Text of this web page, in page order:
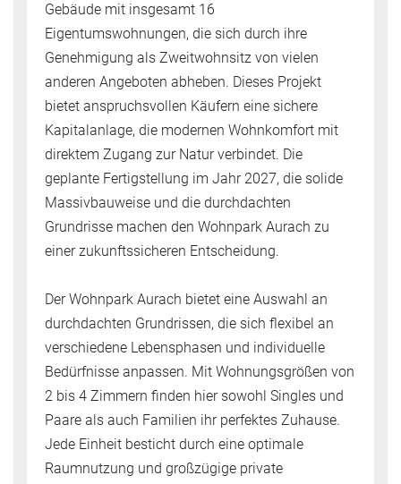
Gebäude mit insgesamt 16
Eigentumswohnungen, die sich durch ihre
Genehmigung als Zweitwohnsitz von vielen
anderen Angeboten abheben. Dieses Projekt
bietet anspruchsvollen Käufern eine sichere
Kapitalanlage, die modernen Wohnkomfort mit
direktem Zugang zur Natur verbindet. Die
geplante Fertigstellung im Jahr 2027, die solide
Massivbauweise und die durchdachten
Grundrisse machen den Wohnpark Aurach zu
einer zukunftssicheren Entscheidung.
Der Wohnpark Aurach bietet eine Auswahl an
durchdachten Grundrissen, die sich flexibel an
verschiedene Lebensphasen und individuelle
Bedürfnisse anpassen. Mit Wohnungsgrößen von
2 bis 4 Zimmern finden hier sowohl Singles und
Paare als auch Familien ihr perfektes Zuhause.
Jede Einheit besticht durch eine optimale
Raumnutzung und großzügige private